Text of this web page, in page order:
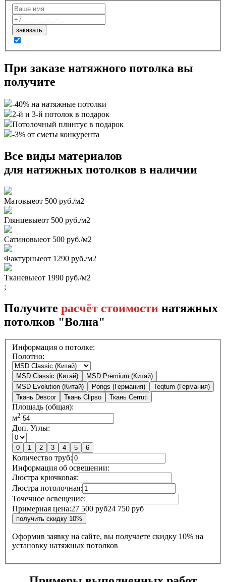
При заказе натяжного потолка вы
получите
-40% на натяжные потолки
2-й и 3-й потолок в подарок
Потолочный плинтус в подарок
-3% от сметы конкурента
Все виды материалов
для натяжных потолков в наличии
Матовыеот 500 руб./м2
Глянцевыеот 500 руб./м2
Сатиновыеот 500 руб./м2
Фактурныеот 1290 руб./м2
Тканевыеот 1990 руб./м2
;
Получите расчёт стоимости натяжных
потолков "Волна"
Информация о потолке:
Полотно:
MSD Classic (Китай)
MSD Premium (Китай)
MSD Evolution (Китай)
Pongs (Германия)
Teqtum (Германия)
Ткань Descor
Ткань Clipso Ткань Cerruti
Площадь (общая):
м2
Доп. Углы:
0 1 2 3 4 5 6
Количество труб:
Информация об освещении:
Люстра крючковая:
Люстра потолочная:
Точечное освещение:
Примерная цена:27 500 руб24 750 руб
Оформив заявку на сайте, вы получаете скидку 10% на
установку натяжных потолков